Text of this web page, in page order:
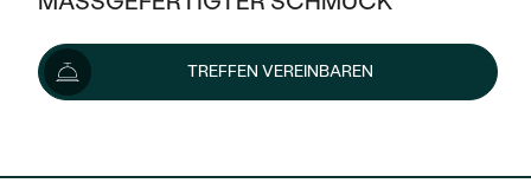
KLASSISCH
MIT MEHREREN DIAMANTEN
HALO
AUSVERKAUF
WENN SCHMUCK HILFT
NACH TYP
PLATIN
GOLD
SILBER
AUSVERKAUF
TREFFEN VEREINBAREN
322 €
Lieferoptionen